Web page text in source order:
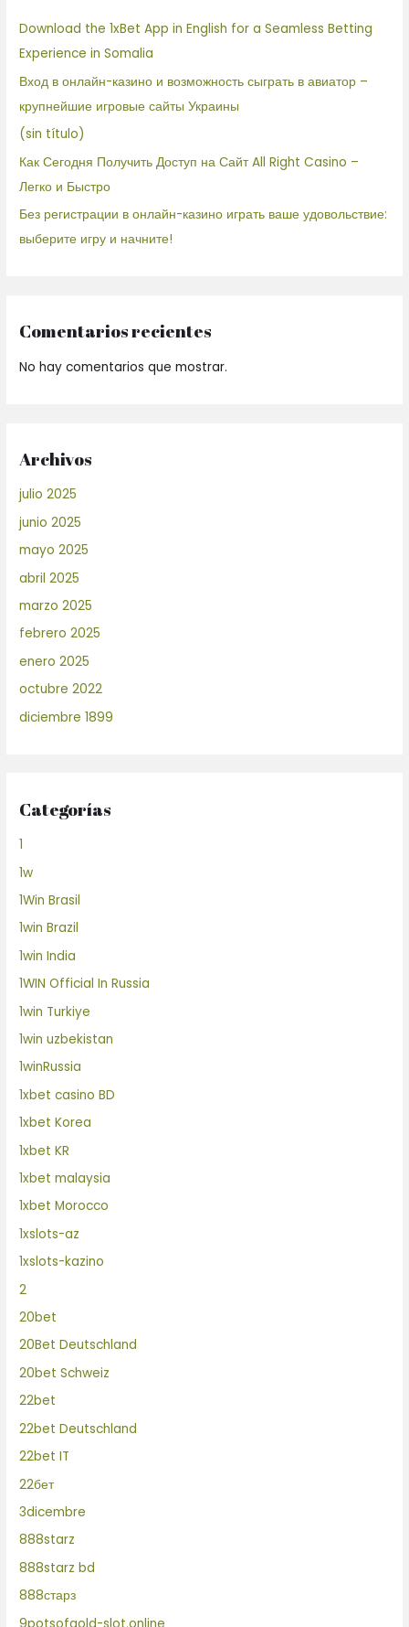
Download the 1xBet App in English for a Seamless Betting
Experience in Somalia
Вход в онлайн-казино и возможность сыграть в авиатор –
крупнейшие игровые сайты Украины
(sin título)
Как Сегодня Получить Доступ на Сайт All Right Casino –
Легко и Быстро
Без регистрации в онлайн-казино играть ваше удовольствие:
выберите игру и начните!
Comentarios recientes
No hay comentarios que mostrar.
Archivos
julio 2025
junio 2025
mayo 2025
abril 2025
marzo 2025
febrero 2025
enero 2025
octubre 2022
diciembre 1899
Categorías
1
1w
1Win Brasil
1win Brazil
1win India
1WIN Official In Russia
1win Turkiye
1win uzbekistan
1winRussia
1xbet casino BD
1xbet Korea
1xbet KR
1xbet malaysia
1xbet Morocco
1xslots-az
1xslots-kazino
2
20bet
20Bet Deutschland
20bet Schweiz
22bet
22bet Deutschland
22bet IT
22бет
3dicembre
888starz
888starz bd
888старз
9potsofgold-slot.online